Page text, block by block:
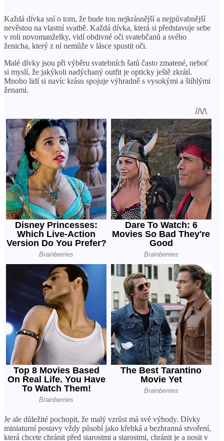
Každá dívka sní o tom, že bude tou nejkrásnější a nejpůvabnější
nevěstou na vlastní svatbě. Každá dívka, která si představuje sebe
v roli novomanželky, vidí obdivné oči svatebčanů a svého
ženicha, který z ní nemůže v lásce spustit oči.
Malé dívky jsou při výběru svatebních šatů často zmatené, neboť
si myslí, že jakýkoli nadýchaný outfit je opticky ještě zkrátí.
Mnoho lidí si navíc krásu spojuje výhradně s vysokými a štíhlými
ženami.
Je ale důležité pochopit, že malý vzrůst má své výhody. Dívky
miniaturní postavy vždy působí jako křehká a bezbranná stvoření,
která chcete chránit před starostmi a starostmi, chránit je a nosit v